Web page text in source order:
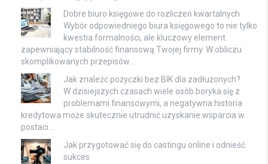
Dobre biuro księgowe do rozliczeń kwartalnych
Wybór odpowiedniego biura księgowego to nie tylko
kwestia formalności, ale kluczowy element
zapewniający stabilność finansową Twojej firmy. W obliczu
skomplikowanych przepisów …
Jak znaleźć pożyczki bez BIK dla zadłużonych?
W dzisiejszych czasach wiele osób boryka się z
problemami finansowymi, a negatywna historia
kredytowa może skutecznie utrudnić uzyskanie wsparcia w
postaci …
Jak przygotować się do castingu online i odnieść
sukces